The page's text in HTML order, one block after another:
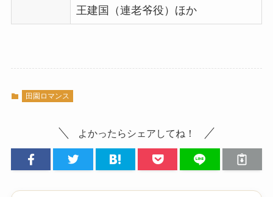
王建国（連老爷役）ほか
田園ロマンス
よかったらシェアしてね！